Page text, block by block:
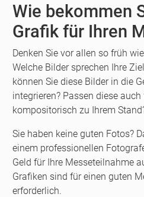
Wie bekommen
Grafik für Ihren
Denken Sie vor allen so früh
Welche Bilder sprechen Ihre
können Sie diese Bilder in die
integrieren? Passen diese
kompositorisch zu Ihrem
Sie haben keine guten Fotos?
einem professionellen
Geld für Ihre Messeteilnahme
Grafiken sind für einen guten
erforderlich.